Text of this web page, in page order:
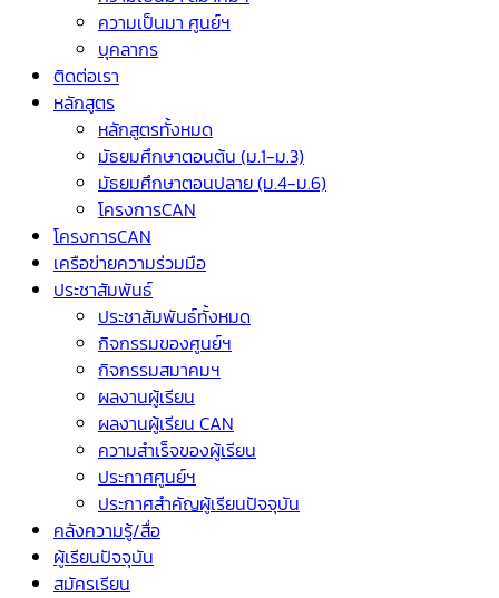
ความเป็นมา ศูนย์ฯ
บุคลากร
ติดต่อเรา
หลักสูตร
หลักสูตรทั้งหมด
มัธยมศึกษาตอนต้น (ม.1-ม.3)
มัธยมศึกษาตอนปลาย (ม.4-ม.6)
โครงการCAN
โครงการCAN
เครือข่ายความร่วมมือ
ประชาสัมพันธ์
ประชาสัมพันธ์ทั้งหมด
กิจกรรมของศูนย์ฯ
กิจกรรมสมาคมฯ
ผลงานผู้เรียน
ผลงานผู้เรียน CAN
ความสำเร็จของผู้เรียน
ประกาศศูนย์ฯ
ประกาศสำคัญผู้เรียนปัจจุบัน
คลังความรู้/สื่อ
ผู้เรียนปัจจุบัน
สมัครเรียน